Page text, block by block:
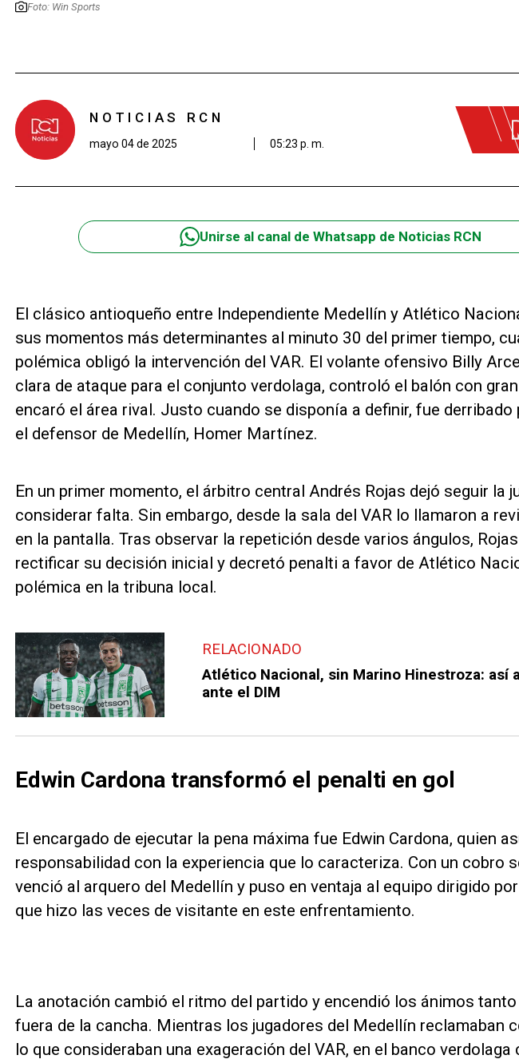
Foto: Win Sports
NOTICIAS RCN
mayo 04 de 2025 05:23 p. m.
Unirse al canal de Whatsapp de Noticias RCN
El clásico antioqueño entre Independiente Medellín y Atlético
sus momentos más determinantes al minuto 30 del primer tiempo,
polémica obligó la intervención del VAR. El volante ofensivo Billy
clara de ataque para el conjunto verdolaga, controló el balón con
encaró el área rival. Justo cuando se disponía a definir, fue derribado
el defensor de Medellín, Homer Martínez.
En un primer momento, el árbitro central Andrés Rojas dejó seguir la
considerar falta. Sin embargo, desde la sala del VAR lo llamaron a
en la pantalla. Tras observar la repetición desde varios ángulos,
rectificar su decisión inicial y decretó penalti a favor de Atlético
polémica en la tribuna local.
RELACIONADO
Atlético Nacional, sin Marino Hinestroza: así
ante el DIM
Edwin Cardona transformó el penalti en gol
El encargado de ejecutar la pena máxima fue Edwin Cardona, quien
responsabilidad con la experiencia que lo caracteriza. Con un cobro
venció al arquero del Medellín y puso en ventaja al equipo dirigido
que hizo las veces de visitante en este enfrentamiento.
La anotación cambió el ritmo del partido y encendió los ánimos
fuera de la cancha. Mientras los jugadores del Medellín reclamaban
lo que consideraban una exageración del VAR, en el banco verdolaga